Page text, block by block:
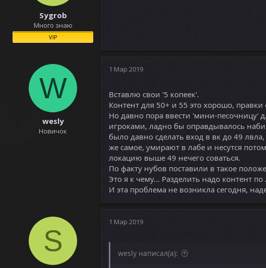
Sygrob
Много знаю
VIP
W
wesly
Новичок
1 Мар 2019
Вставлю свои '5 копеек'.
Контент для 50+ и 55 это хорошо,
Но давно пора ввести 'мини-песочницу'
игроками, ладно бы оправдывалось
было давно сделать вход в вк до 49 лвла,
же самое, умирают в лабе и несутся
локацию выше 49 нечего соваться.
По факту нубов поставили в такое
Это я к чему... Разделить надо контент
И эта проблема не возникла сегодня,
S
1 Мар 2019
wesly написал(а):